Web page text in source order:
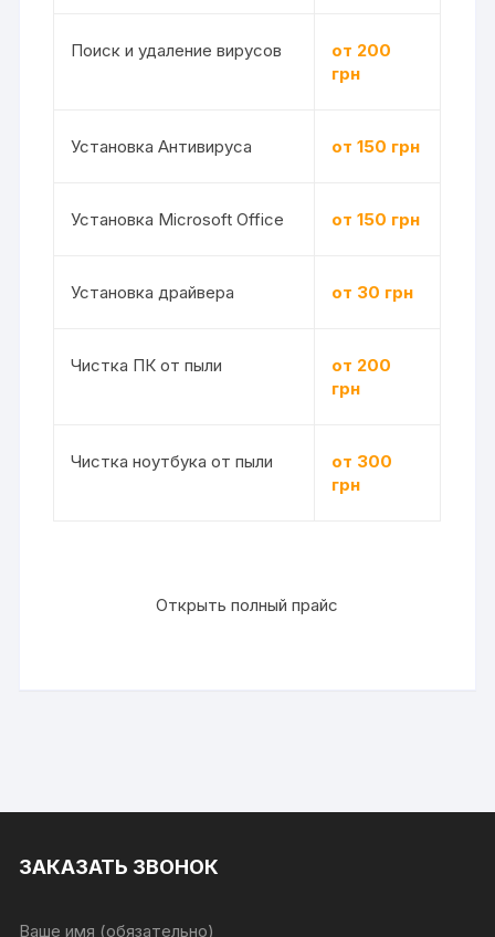
Поиск и удаление вирусов
от 200
грн
Установка Антивируса от 150 грн
Установка Microsoft Office от 150 грн
Установка драйвера от 30 грн
Чистка ПК от пыли
от 200
грн
Чистка ноутбука от пыли
от 300
грн
Открыть полный прайс
ЗАКАЗАТЬ ЗВОНОК
Ваше имя (обязательно)